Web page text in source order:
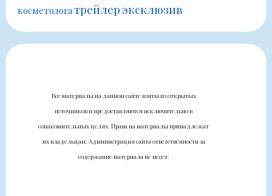
косметологатрейлер эксклюзив
Все материалы на данном сайте взяты из открытых
источников и предоставляются исключительно в
ознакомительных целях. Права на материалы принадлежат
их владельцам. Администрация сайта ответственности за
содержание материала не несет.